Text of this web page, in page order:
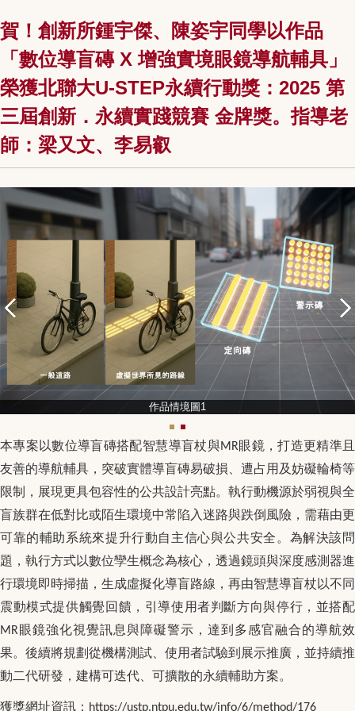
賀！創新所鍾宇傑、陳姿宇同學以作品
「數位導盲磚 X 增強實境眼鏡導航輔具」
榮獲北聯大U-STEP永續行動獎：2025 第
三屆創新．永續實踐競賽 金牌獎。指導老
師：梁又文、李易叡
作品情境圖1
本專案以數位導盲磚搭配智慧導盲杖與MR眼鏡，打造更精準且
友善的導航輔具，突破實體導盲磚易破損、遭占用及妨礙輪椅等
限制，展現更具包容性的公共設計亮點。執行動機源於弱視與全
盲族群在低對比或陌生環境中常陷入迷路與跌倒風險，需藉由更
可靠的輔助系統來提升行動自主信心與公共安全。為解決該問
題，執行方式以數位孿生概念為核心，透過鏡頭與深度感測器進
行環境即時掃描，生成虛擬化導盲路線，再由智慧導盲杖以不同
震動模式提供觸覺回饋，引導使用者判斷方向與停行，並搭配
MR眼鏡強化視覺訊息與障礙警示，達到多感官融合的導航效
果。後續將規劃從機構測試、使用者試驗到展示推廣，並持續推
動二代研發，建構可迭代、可擴散的永續輔助方案。
獲獎網址資訊： https://ustp.ntpu.edu.tw/info/6/method/176